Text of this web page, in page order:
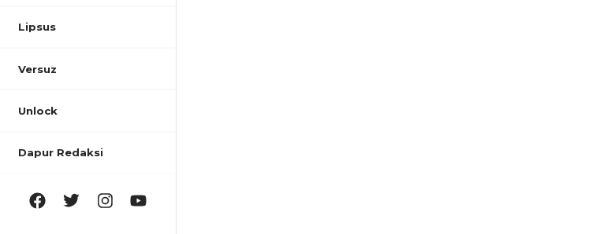
Lipsus
Versuz
Unlock
Dapur Redaksi